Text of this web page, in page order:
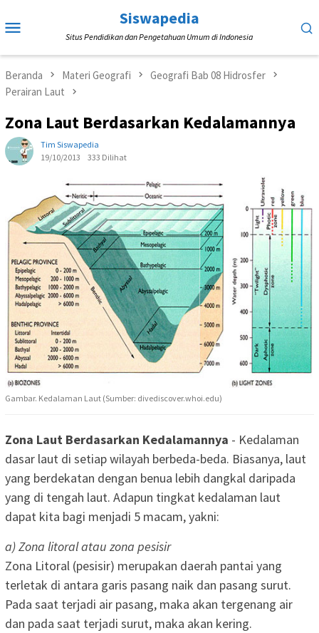
ke
Mobile
Siswapedia
Situs Pendidikan dan Pengetahuan Umum di Indonesia
Beranda Materi Geografi
Geografi Bab 08 Hidrosfer
Perairan Laut
Zona Laut Berdasarkan Kedalamannya
Tim Siswapedia
19/10/2013
333 Dilihat
Gambar. Kedalaman Laut (Sumber: divediscover.whoi.edu)
Zona Laut Berdasarkan Kedalamannya - Kedalaman
dasar laut di setiap wilayah berbeda-beda. Biasanya, laut
yang berdekatan dengan benua lebih dangkal daripada
yang di tengah laut. Adapun tingkat kedalaman laut
dapat kita bagi menjadi 5 macam, yakni:
a) Zona litoral atau zona pesisir
Zona Litoral (pesisir) merupakan daerah pantai yang
terletak di antara garis pasang naik dan pasang surut.
Pada saat terjadi air pasang, maka akan tergenang air
dan pada saat terjadi surut, maka akan kering.